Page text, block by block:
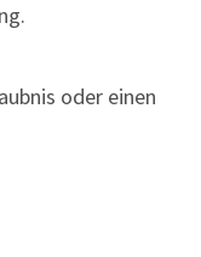
oder einen